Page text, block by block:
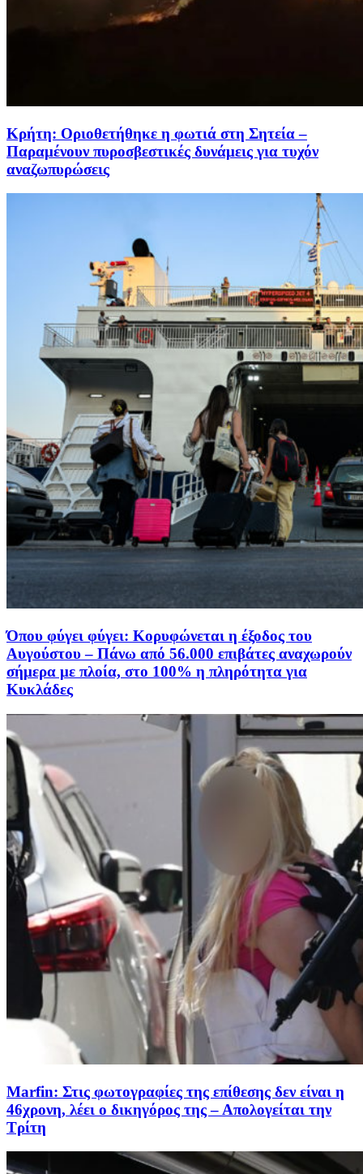
Κρήτη: Οριοθετήθηκε η φωτιά στη Σητεία –
Παραμένουν πυροσβεστικές δυνάμεις για τυχόν
αναζωπυρώσεις
Όπου φύγει φύγει: Κορυφώνεται η έξοδος του
Αυγούστου – Πάνω από 56.000 επιβάτες αναχωρούν
σήμερα με πλοία, στο 100% η πληρότητα για
Κυκλάδες
Marfin: Στις φωτογραφίες της επίθεσης δεν είναι η
46χρονη, λέει ο δικηγόρος της – Απολογείται την
Τρίτη